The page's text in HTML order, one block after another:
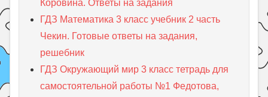
Коровина. Ответы на задания
ГДЗ Математика 3 класс учебник 2 часть
Чекин. Готовые ответы на задания,
решебник
ГДЗ Окружающий мир 3 класс тетрадь для
самостоятельной работы №1 Федотова,